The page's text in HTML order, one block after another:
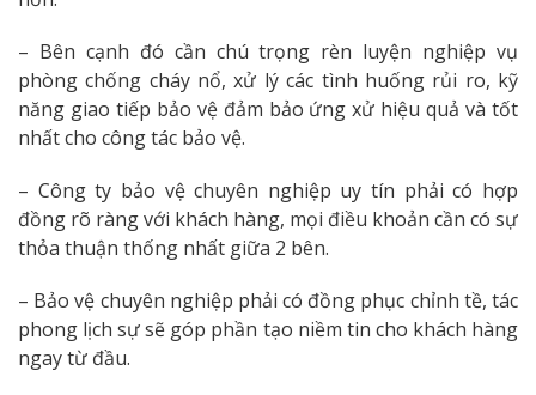
– Bên cạnh đó cần chú trọng rèn luyện nghiệp vụ
phòng chống cháy nổ, xử lý các tình huống rủi ro, kỹ
năng giao tiếp bảo vệ đảm bảo ứng xử hiệu quả và tốt
nhất cho công tác bảo vệ.
– Công ty bảo vệ chuyên nghiệp uy tín phải có hợp
đồng rõ ràng với khách hàng, mọi điều khoản cần có sự
thỏa thuận thống nhất giữa 2 bên.
– Bảo vệ chuyên nghiệp phải có đồng phục chỉnh tề, tác
phong lịch sự sẽ góp phần tạo niềm tin cho khách hàng
ngay từ đầu.